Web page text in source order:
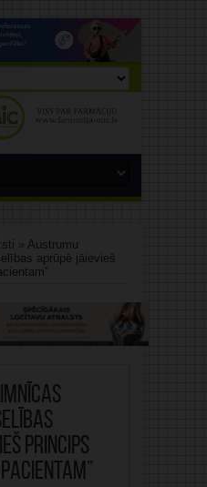
» Austrumu
aprūpē jāievieš
princips